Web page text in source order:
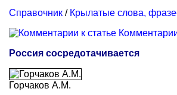
Справочник / Крылатые слова,
Россия сосредотачивается
Горчаков А.М.